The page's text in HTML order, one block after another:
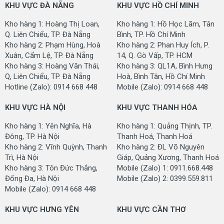
Chất liệu sợi (Pile Fiber):
100% Polypropylene
Cấu trúc sợi (Construction):
Loop Pile
Chiều cao sợi (Pile Height):
3.5 mm (+/-5%)
Độ dày (Total Height):
5.5 mm (+/-5%)
Trọng lượng sợi (Pile
Weight):
380
grms./sqm (+/-5%)
Mật độ sợi (Gauge):
1/10 Inch
Đế thảm (Backing):
Plastic
Độ bền màu (Color
Fastness):
AATCC/16
Xuất xứ (Origin): Trung Quốc
CHÍNH SÁCH BÁN HÀNG CỦA CHÚNG TÔI
KHU VỰC ĐÀ NẴNG
Kho hàng 1: Hoàng Thị Loan,
Q. Liên Chiểu, TP. Đà Nẵng
Kho hàng 2: Phạm Hùng, Hoà
Xuân, Cẩm Lệ, TP. Đà Nẵng
Kho hàng 3: Hoàng Văn Thái,
Q, Liên Chiểu, TP. Đà Nẵng
Hotline (Zalo): 0914 668 448
KHU VỰC HỒ CHÍ MINH
Kho hàng 1: Hồ Học Lãm, Tân
Bình, TP. Hồ Chí Minh
Kho hàng 2: Phan Huy Ích, P.
14, Q. Gò Vấp, TP. HCM
Kho hàng 3: QL1A, Bình Hưng
Hoà, Bình Tân, Hồ Chí Minh
Mobile (Zalo): 0914 668 448
KHU VỰC HÀ NỘI
Kho hàng 1: Yên Nghĩa, Hà
Đông, TP. Hà Nội
Kho hàng 2: Vĩnh Quỳnh, Thanh
Trì, Hà Nội
Kho hàng 3: Tôn Đức Thắng,
Đống Đa, Hà Nội
Mobile (Zalo): 0914 668 448
KHU VỰC THANH HÓA
Kho hàng 1: Quảng Thịnh, TP.
Thanh Hoá, Thanh Hoá
Kho hàng 2: ĐL Võ Nguyên
Giáp, Quảng Xương, Thanh Hoá
Mobile (Zalo) 1: 0911.668.448
Mobile (Zalo) 2: 0399.559.811
KHU VỰC HƯNG YÊN KHU VỰC CẦN THƠ